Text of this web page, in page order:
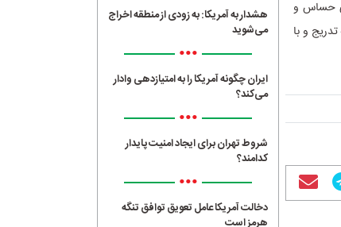
حساس و
و با
هشدار به آمریکا: به زودی از منطقه اخراج
می‌شوید
•••
ایران چگونه آمریکا را به امتیازدهی وادار
می‌کند؟
•••
شروط تهران برای ایجاد امنیت پایدار
کدامند؟
•••
دخالت آمریکا عامل تعویق توافق تنگه
هرمز است